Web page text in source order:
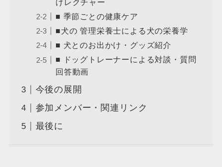
けレクチャー
■ 季節ごとの健康ケア
■犬の 管理栄養士による犬の栄養学
■ 犬とのお出かけ・グッズ紹介
■ ドッグトレーナーによる対談・質問
回答動画
今後の展開
参加メンバー・関連リンク
最後に